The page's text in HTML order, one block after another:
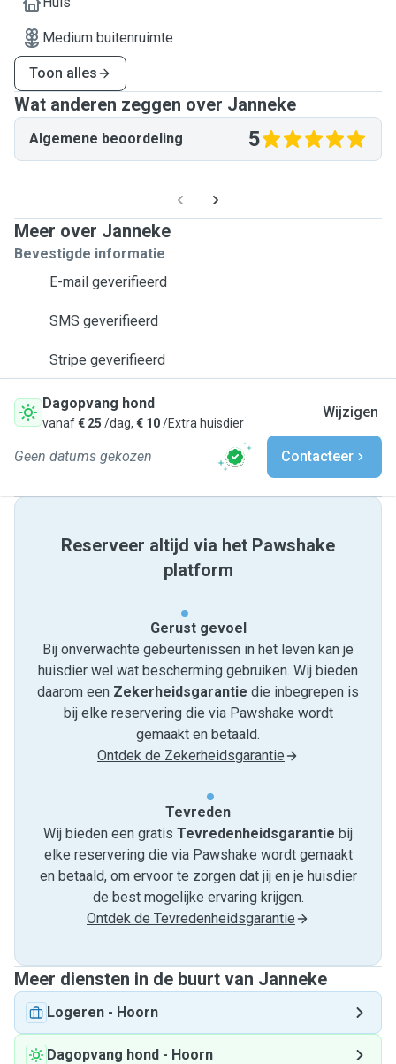
Medium buitenruimte
Toon alles
Wat anderen zeggen over Janneke
Algemene beoordeling 5
Meer over Janneke
Bevestigde informatie
E-mail geverifieerd
SMS geverifieerd
Stripe geverifieerd
Dagopvang hond
vanaf€ 25 /dag, € 10/Extra huisdier
Wijzigen
Geen datums gekozen Contacteer
Reserveer altijd via het Pawshake
platform
Gerust gevoel
Bij onverwachte gebeurtenissen in het leven kan je
huisdier wel wat bescherming gebruiken. Wij bieden
daarom een Zekerheidsgarantie die inbegrepen is
bij elke reservering die via Pawshake wordt
gemaakt en betaald.
Ontdek de Zekerheidsgarantie
Tevreden
Wij bieden een gratis Tevredenheids­garantie bij
elke reservering die via Pawshake wordt gemaakt
en betaald, om ervoor te zorgen dat jij en je huisdier
de best mogelijke ervaring krijgen.
Ontdek de Tevredenheidsgarantie
Meer diensten in de buurt van Janneke
Logeren - Hoorn
Dagopvang hond - Hoorn